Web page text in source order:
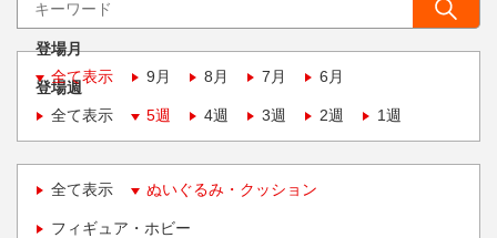
登場月
全て表示
9月 8月 7月 6月
登場週
全て表示
5週 4週 3週 2週 1週
全て表示 ぬいぐるみ・クッション
フィギュア・ホビー